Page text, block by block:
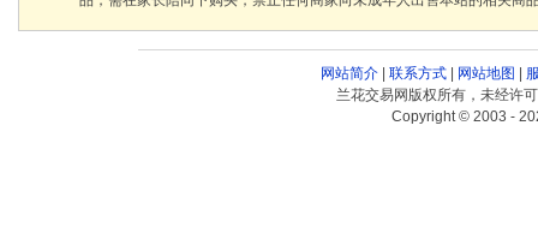
网站简介| 联系方式| 网站地图
兰花交易网版权所有，未经许
Copyright © 2003 -